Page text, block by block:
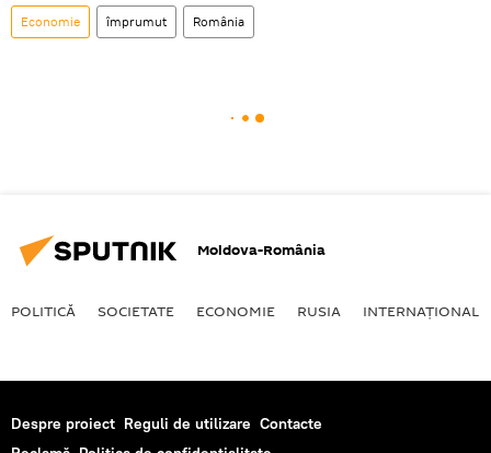
Economie împrumut România
Moldova-România
POLITICĂ SOCIETATE ECONOMIE RUSIA INTERNAŢIONAL
Despre proiect Reguli de utilizare Contacte